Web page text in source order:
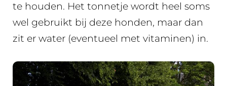
te houden. Het tonnetje wordt heel soms
wel gebruikt bij deze honden, maar dan
zit er water (eventueel met vitaminen) in.